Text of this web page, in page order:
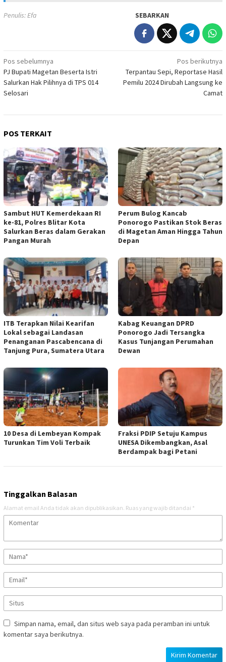
Penulis: Efa SEBARKAN
Navigasi
pos
Pos sebelumnya
PJ Bupati Magetan Beserta Istri
Salurkan Hak Pilihnya di TPS 014
Selosari
Pos berikutnya
Terpantau Sepi, Reportase Hasil
Pemilu 2024 Dirubah Langsung ke
Camat
POS TERKAIT
Sambut HUT Kemerdekaan RI
ke-81, Polres Blitar Kota
Salurkan Beras dalam Gerakan
Pangan Murah
Perum Bulog Kancab
Ponorogo Pastikan Stok Beras
di Magetan Aman Hingga Tahun
Depan
ITB Terapkan Nilai Kearifan
Lokal sebagai Landasan
Penanganan Pascabencana di
Tanjung Pura, Sumatera Utara
Kabag Keuangan DPRD
Ponorogo Jadi Tersangka
Kasus Tunjangan Perumahan
Dewan
10 Desa di Lembeyan Kompak
Turunkan Tim Voli Terbaik
Fraksi PDIP Setuju Kampus
UNESA Dikembangkan, Asal
Berdampak bagi Petani
Tinggalkan Balasan
Alamat email Anda tidak akan dipublikasikan. Ruas yang wajib ditandai *
Simpan nama, email, dan situs web saya pada peramban ini untuk
komentar saya berikutnya.